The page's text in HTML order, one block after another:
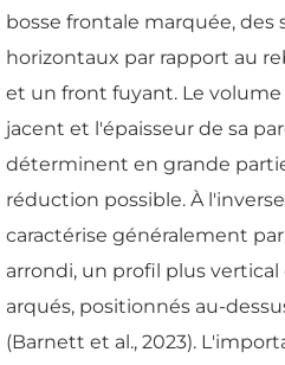
bosse frontale marquée, des
horizontaux par rapport au
et un front fuyant. Le
jacent et l'épaisseur de sa
déterminent en grande
réduction possible. À
caractérise généralement
arrondi, un profil plus
arqués, positionnés au-
(Barnett et al., 2023).